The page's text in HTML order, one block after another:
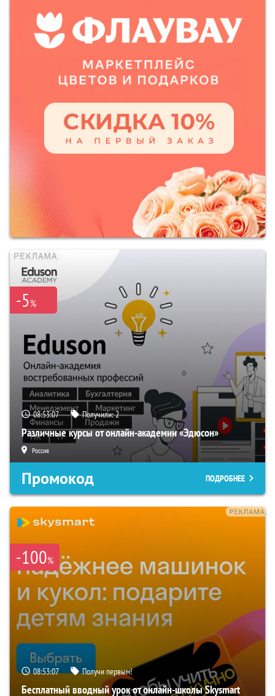
-5%
08:53:06 Получили:2
Различные курсы от онлайн-академии «Эдюсон»
Россия
Промокод ПОДРОБНЕЕ
-100%
08:53:06 Получи первым!
Бесплатный вводный урок от онлайн-школы Skysmart